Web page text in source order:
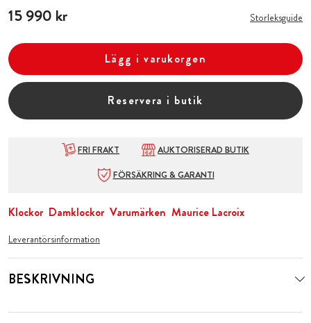
Pris :15 990 kr
15 990 kr Storleksguide
Lägg i varukorgen
Reservera i butik
FRI FRAKT
AUKTORISERAD BUTIK
FÖRSÄKRING & GARANTI
Klockor Damklockor Varumärken Maurice Lacroix
Leverantörsinformation
BESKRIVNING